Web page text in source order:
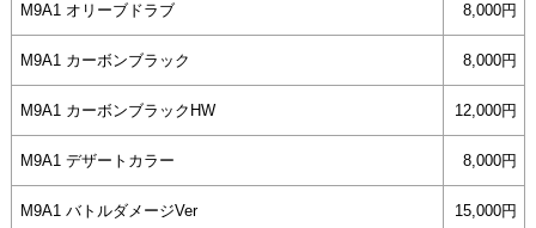
M9A1 オリーブドラブ 8,000円
M9A1 カーボンブラック 8,000円
M9A1 カーボンブラックHW 12,000円
M9A1 デザートカラー 8,000円
M9A1 バトルダメージVer 15,000円